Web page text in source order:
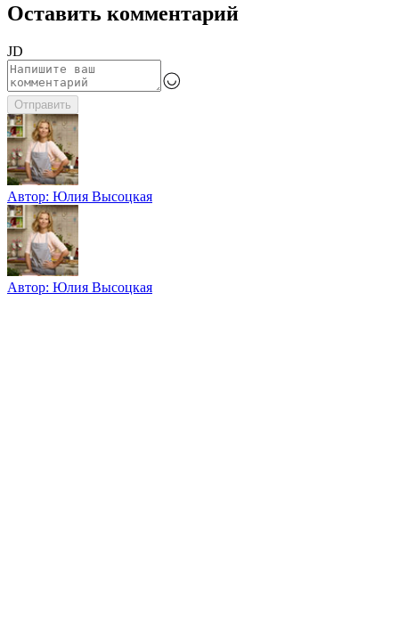
Оставить комментарий
JD
Отправить
Автор: Юлия Высоцкая
Автор: Юлия Высоцкая